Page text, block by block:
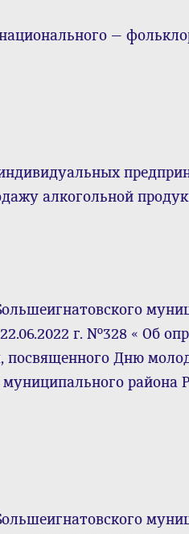
—
алкогольной
г. №328 « Об
посвященного Дню
района